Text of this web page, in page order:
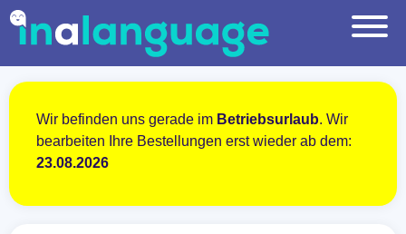
Wir befinden uns gerade im Betriebsurlaub. Wir
bearbeiten Ihre Bestellungen erst wieder ab dem:
23.08.2026